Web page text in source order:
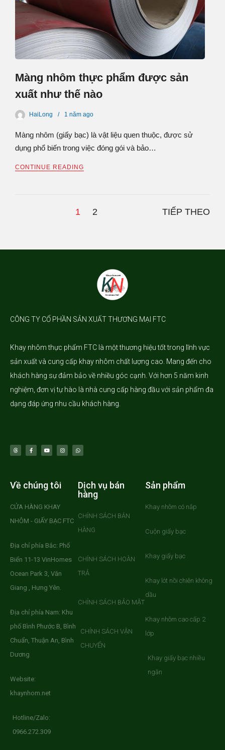
Màng nhôm thực phẩm được sản
xuất như thế nào
HaiLong 1 năm ago
Màng nhôm (giấy bạc) là vật liệu quen thuộc, được sử
dụng phổ biến trong việc đóng gói và bảo…
CONTINUE READING
1 2 TIẾP THEO
CÔNG TY CỔ PHẦN SẢN XUẤT THƯƠNG MẠI FTC
Khay nhômthực phẩm FTC là một thương hiệu tốt trong lĩnh vực
sản xuất và cung cấp khay nhôm chất lượng cao. Mang đến cho
khách hàng sự đảm bảo về nhiều góc cạnh. Với hơn 5 năm kinh
nghiệm, đơn vị tự hào là nhà cung cấp hàng đầu với sản phẩm đa
dạng đáp ứng nhu cầu khách hàng.
Về chúng tôi
CỬA HÀNG KHAY
NHÔM - GIẤY BẠC FTC
Địa chỉ phía Bắc: Phố
Biển 11-13 VinHomes
Ocean Park 3, Văn
Giang , Hưng Yên.
Địa chỉ phía Nam: Khu
phố Bình Phước B, Bình
Chuẩn, Thuận An, Bình
Dương
Website:
khaynhom.net
Hotline/Zalo:
0966.272.309
Dịch vụ bán
hàng
CHÍNH SÁCH BÁN
HÀNG
CHÍNH SÁCH HOÀN
TRẢ
CHÍNH SÁCH BẢO MẬT
CHÍNH SÁCH VẬN
CHUYỂN
Sản phẩm
Khay nhôm có nắp
Cuộn giấy bạc
Khay giấy bạc
Khay lót nồi chiên không
dầu
Khay nhôm cao cấp 2
lớp
Khay giấy bạc nhiều
ngăn